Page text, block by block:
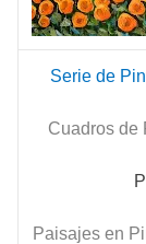
Serie de
Cuadros de
Paisajes en